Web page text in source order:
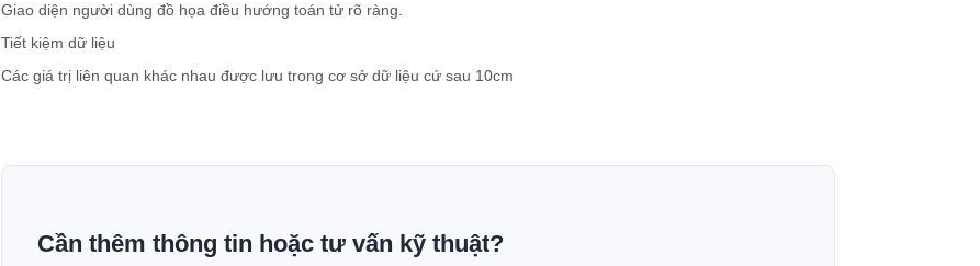
Giao diện người dùng đồ họa điều hướng toán tử rõ ràng.
Tiết kiệm dữ liệu
Các giá trị liên quan khác nhau được lưu trong cơ sở dữ liệu cứ sau 10cm
Cần thêm thông tin hoặc tư vấn kỹ thuật?